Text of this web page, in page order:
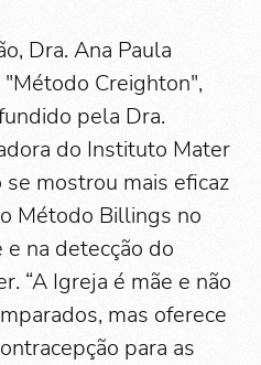
Dra. Ana Paula
Creighton",
pela Dra.
do Instituto Mater
mostrou mais eficaz
Método Billings no
na detecção do
“A Igreja é mãe e não
mas oferece
para as